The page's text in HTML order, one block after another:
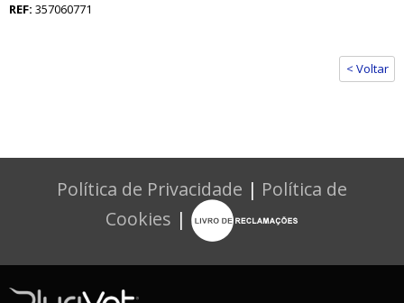
REF: 357060771
< Voltar
Política de Privacidade | Política de
Cookies |